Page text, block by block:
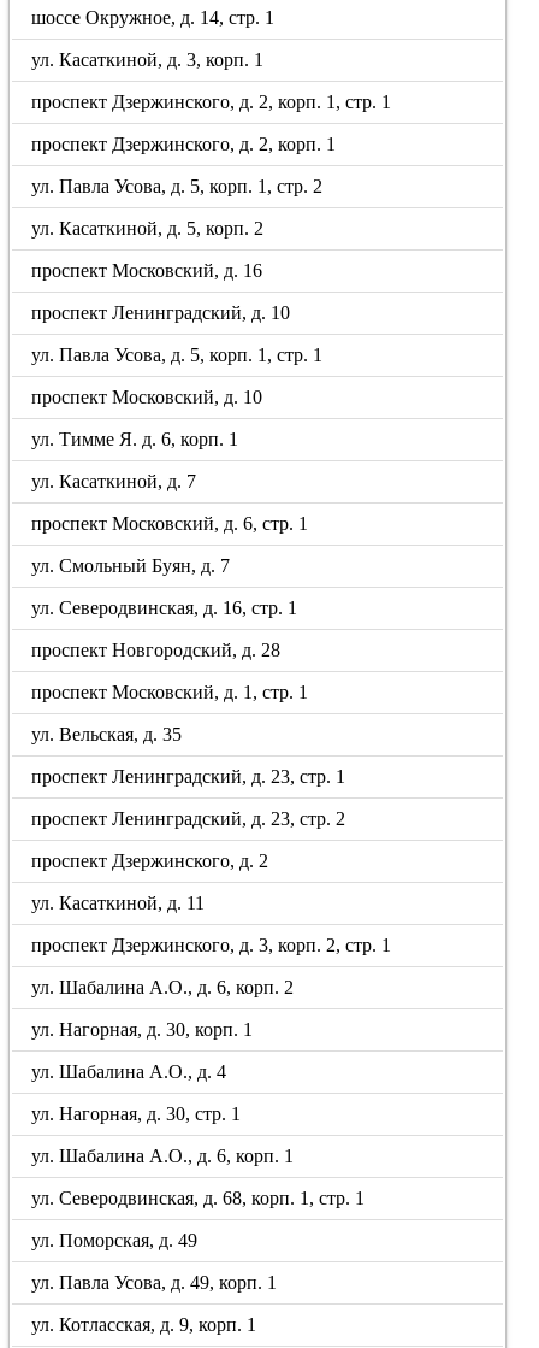
шоссе Окружное, д. 14, стр. 1
ул. Касаткиной, д. 3, корп. 1
проспект Дзержинского, д. 2, корп. 1, стр. 1
проспект Дзержинского, д. 2, корп. 1
ул. Павла Усова, д. 5, корп. 1, стр. 2
ул. Касаткиной, д. 5, корп. 2
проспект Московский, д. 16
проспект Ленинградский, д. 10
ул. Павла Усова, д. 5, корп. 1, стр. 1
проспект Московский, д. 10
ул. Тимме Я. д. 6, корп. 1
ул. Касаткиной, д. 7
проспект Московский, д. 6, стр. 1
ул. Смольный Буян, д. 7
ул. Северодвинская, д. 16, стр. 1
проспект Новгородский, д. 28
проспект Московский, д. 1, стр. 1
ул. Вельская, д. 35
проспект Ленинградский, д. 23, стр. 1
проспект Ленинградский, д. 23, стр. 2
проспект Дзержинского, д. 2
ул. Касаткиной, д. 11
проспект Дзержинского, д. 3, корп. 2, стр. 1
ул. Шабалина А.О., д. 6, корп. 2
ул. Нагорная, д. 30, корп. 1
ул. Шабалина А.О., д. 4
ул. Нагорная, д. 30, стр. 1
ул. Шабалина А.О., д. 6, корп. 1
ул. Северодвинская, д. 68, корп. 1, стр. 1
ул. Поморская, д. 49
ул. Павла Усова, д. 49, корп. 1
ул. Котласская, д. 9, корп. 1